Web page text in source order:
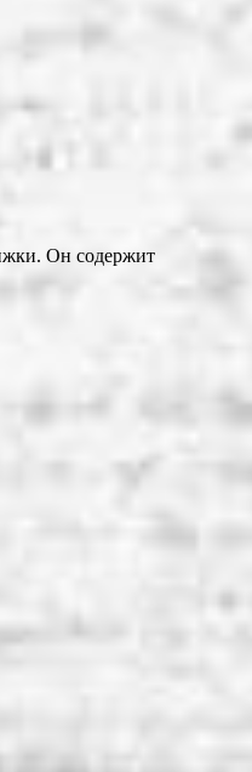
Он содержит